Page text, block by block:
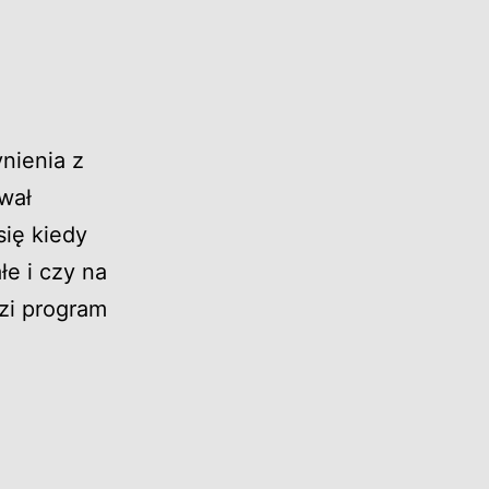
z
kiedy
i czy na
program